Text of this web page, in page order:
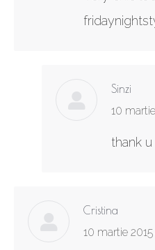
Sinzi
says:
10
thank
Cristina
says:
10 martie 2015